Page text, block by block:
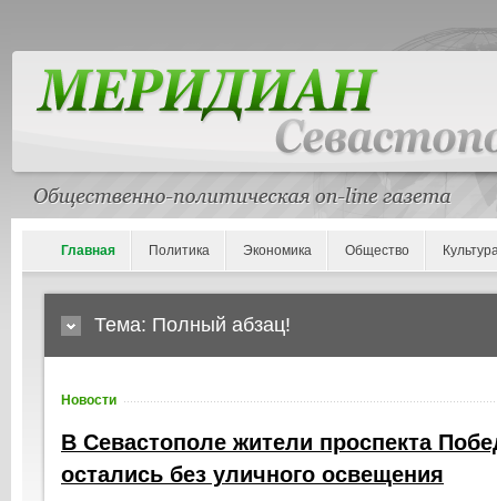
Главная Политика Экономика Общество
Тема: Полный абзац!
Новости
В Севастополе жители проспекта
остались без уличного освещения